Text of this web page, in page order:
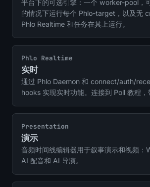
平台下的可选引擎：一个 worker-pool，
的情况下运行每个 Phlo-target，以及无
Phlo Realtime 和任务在其上运行。
Phlo Realtime
实时
通过 Phlo Daemon 和 connect/auth/
hooks 实现实时功能。连接到 Poll 教程，
Presentation
演示
音频时间线编辑器用于叙事演示和视频：
AI 配音和 AI 导演。